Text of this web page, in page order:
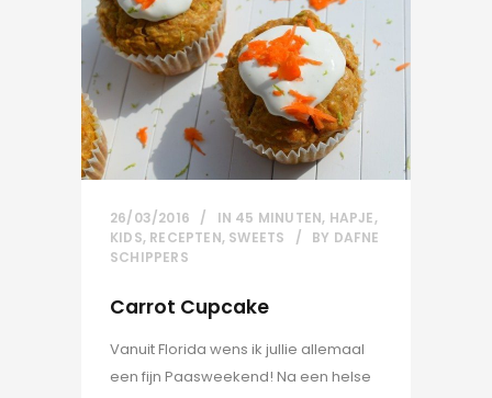
26/03/2016 IN 45 MINUTEN, HAPJE,
KIDS, RECEPTEN, SWEETS BY DAFNE
SCHIPPERS
Carrot Cupcake
Vanuit Florida wens ik jullie allemaal
een fijn Paasweekend! Na een helse